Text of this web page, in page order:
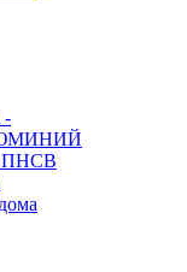
-
ПНСВ